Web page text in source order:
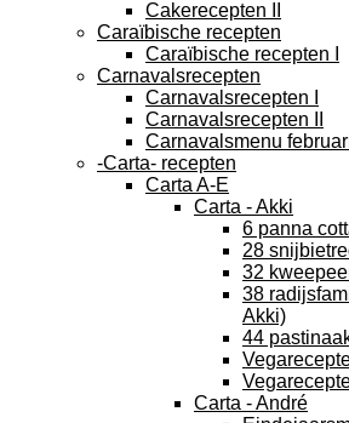
Cakerecepten II
Caraïbische recepten
Caraïbische recepten I
Carnavalsrecepten
Carnavalsrecepten I
Carnavalsrecepten II
Carnavalsmenu
-Carta- recepten
Carta A-E
Carta - Akki
6 panna
28
32
38
Akki)
44
Carta - André